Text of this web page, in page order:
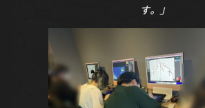
す。」